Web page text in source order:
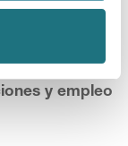
de
y empleo